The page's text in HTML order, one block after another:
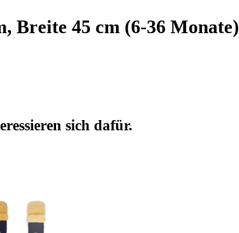
Breite 45 cm (6-36 Monate)
sich dafür.